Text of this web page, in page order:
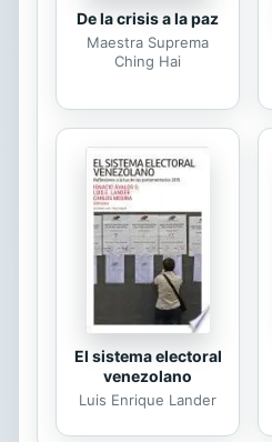
De la crisis a la paz
Maestra Suprema
Ching Hai
El sistema electoral
venezolano
Luis Enrique Lander